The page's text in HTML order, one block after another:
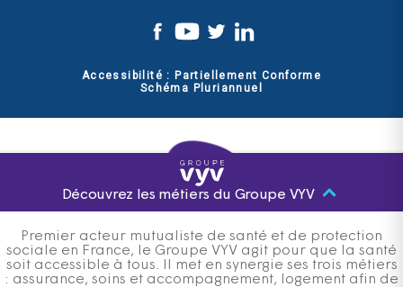
Accessibilité : Partiellement Conforme
Schéma Pluriannuel
Découvrez les métiers du Groupe VYV
Premier acteur mutualiste de santé et de protection
sociale en France, le Groupe VYV agit pour que la santé
soit accessible à tous. Il met en synergie ses trois métiers
: assurance, soins et accompagnement, logement afin de